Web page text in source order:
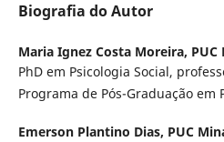
Biografia do Autor
Maria Ignez Costa Moreira, PUC
PhD em Psicologia Social,
Programa de Pós-Graduação em
Emerson Plantino Dias, PUC